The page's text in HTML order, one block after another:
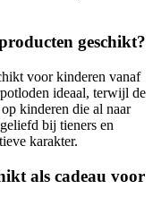
geschikt?
voor kinderen vanaf
ideaal, terwijl de
kinderen die al naar
bij tieners en
karakter.
als cadeau voor